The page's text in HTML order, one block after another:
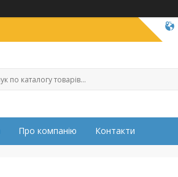
Про компанію Контакти